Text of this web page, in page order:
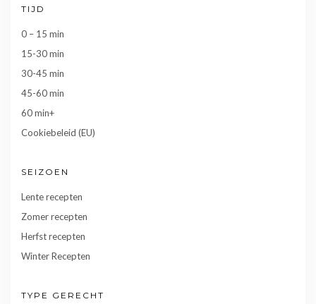
TIJD
0 – 15 min
15-30 min
30-45 min
45-60 min
60 min+
Cookiebeleid (EU)
SEIZOEN
Lente recepten
Zomer recepten
Herfst recepten
Winter Recepten
TYPE GERECHT